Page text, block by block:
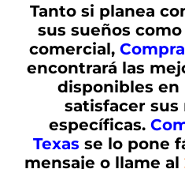
Tanto si planea
sus sueños
comercial,
encontrará las
disponibles en
satisfacer sus
específicas.
Texas se lo pone
mensaje o llame al